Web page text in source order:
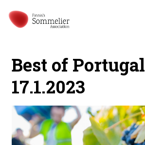
Best of Portugal
17.1.2023